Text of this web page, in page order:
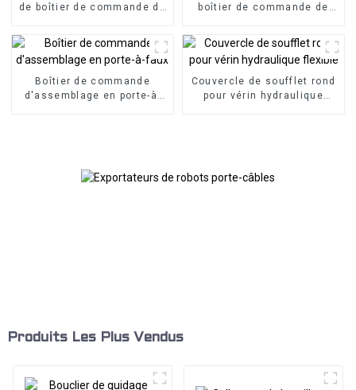
de boîtier de commande de
commande en porte-à-faux
en aluminium
boîtier de commande de
de support en porte-à-faux
en aluminium
Boîtier de commande
d'assemblage en porte-à-
Couvercle de soufflet rond
pour vérin hydraulique
Produits Les Plus Vendus